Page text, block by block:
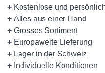
+ Kostenlose und
+ Alles aus einer Hand
+ Grosses Sortiment
+ Europaweite Lieferung
+ Lager in der Schweiz
+ Individuelle Konditionen